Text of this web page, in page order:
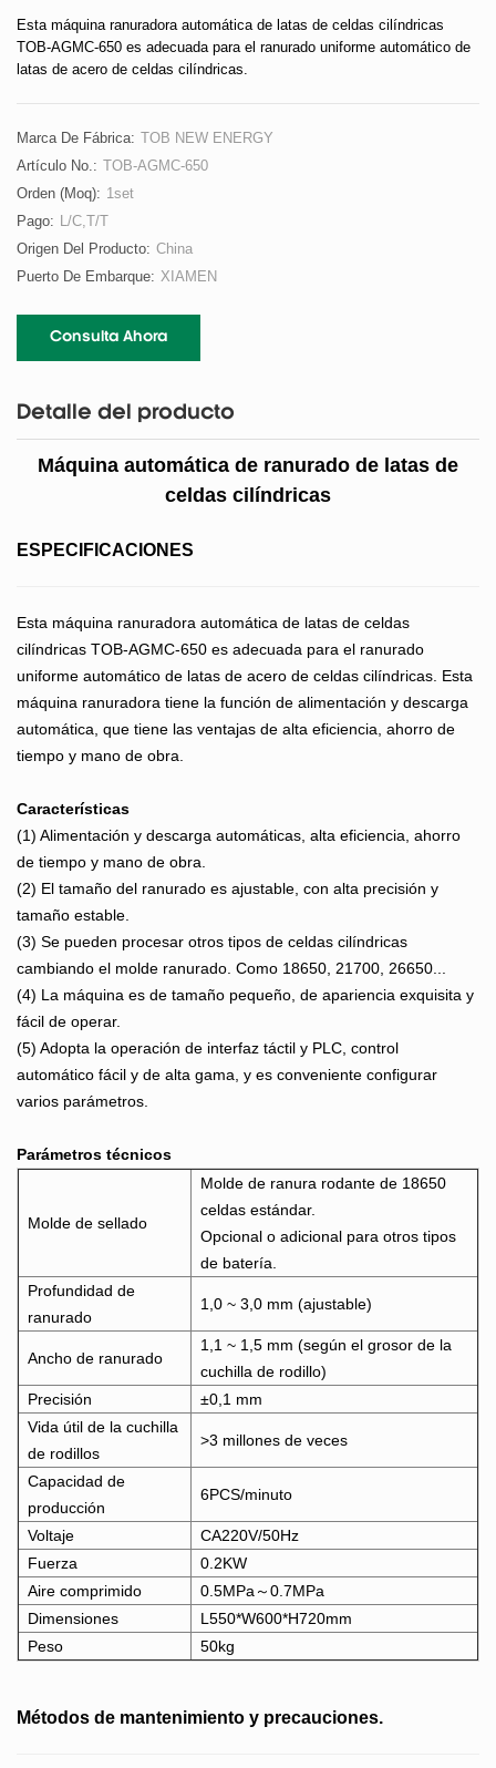
Esta máquina ranuradora automática de latas de celdas cilíndricas
TOB-AGMC-650 es adecuada para el ranurado uniforme automático de
latas de acero de celdas cilíndricas.
Marca De Fábrica: TOB NEW ENERGY
Artículo No.: TOB-AGMC-650
Orden (moq): 1set
Pago: L/C,T/T
Origen Del Producto: China
Puerto De Embarque: XIAMEN
Consulta Ahora
Detalle del producto
Máquina automática de ranurado de latas de
celdas cilíndricas
ESPECIFICACIONES
Esta máquina ranuradora automática de latas de celdas
cilíndricas TOB-AGMC-650 es adecuada para el ranurado
uniforme automático de latas de acero de celdas cilíndricas. Esta
máquina ranuradora tiene la función de alimentación y descarga
automática, que tiene las ventajas de alta eficiencia, ahorro de
tiempo y mano de obra.
Características
(1) Alimentación y descarga automáticas, alta eficiencia, ahorro
de tiempo y mano de obra.
(2) El tamaño del ranurado es ajustable, con alta precisión y
tamaño estable.
(3) Se pueden procesar otros tipos de celdas cilíndricas
cambiando el molde ranurado. Como 18650, 21700, 26650...
(4) La máquina es de tamaño pequeño, de apariencia exquisita y
fácil de operar.
(5) Adopta la operación de interfaz táctil y PLC, control
automático fácil y de alta gama, y ​​es conveniente configurar
varios parámetros.
Parámetros técnicos
Molde de sellado
Molde de ranura rodante de 18650
celdas estándar.
Opcional o adicional para otros tipos
de batería.
Profundidad de
ranurado
1,0 ~ 3,0 mm (ajustable)
Ancho de ranurado
1,1 ~ 1,5 mm (según el grosor de la
cuchilla de rodillo)
Precisión
±0,1 mm
Vida útil de la cuchilla
de rodillos
>3 millones de veces
Capacidad de
producción
6PCS/minuto
Voltaje
CA220V/50Hz
Fuerza
0.2KW
Aire comprimido
0.5MPa～0.7MPa
Dimensiones
L550*W600*H720mm
Peso
50kg
Métodos de mantenimiento y precauciones.